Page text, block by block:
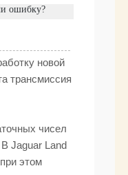
ошибку?
новой
трансмиссия
чисел
Jaguar Land
этом